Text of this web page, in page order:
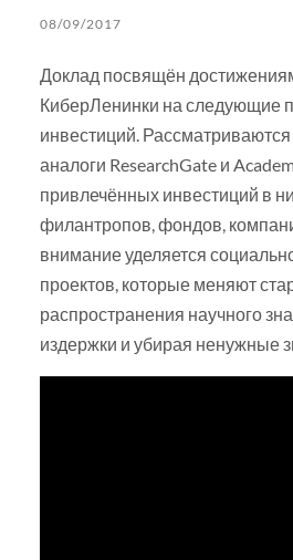
08/09/2017
Доклад посвящён
КиберЛенинки на следующие
инвестиций.
аналоги ResearchGate и
привлечённых инвестиций в
филантропов, фондов,
внимание уделяется
проектов, которые меняют
распространения научного
издержки и убирая ненужные